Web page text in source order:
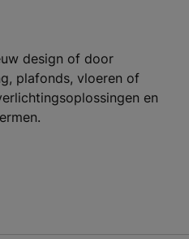
design of door
plafonds, vloeren of
en